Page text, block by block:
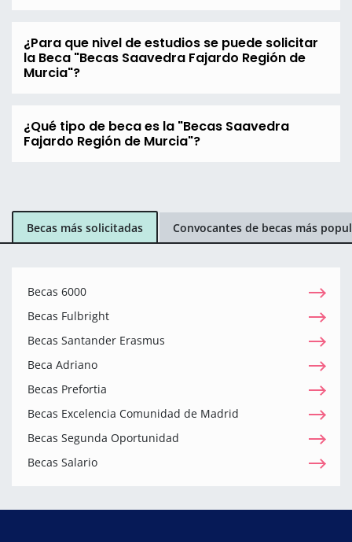
¿Para que nivel de estudios se puede solicitar
la Beca "Becas Saavedra Fajardo Región de
Murcia"?
¿Qué tipo de beca es la "Becas Saavedra
Fajardo Región de Murcia"?
Becas más solicitadas Convocantes de becas más
Becas 6000
Becas Fulbright
Becas Santander Erasmus
Beca Adriano
Becas Prefortia
Becas Excelencia Comunidad de Madrid
Becas Segunda Oportunidad
Becas Salario